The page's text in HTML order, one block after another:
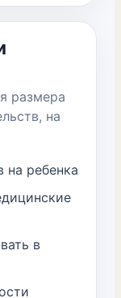
размера
на
на ребенка
в